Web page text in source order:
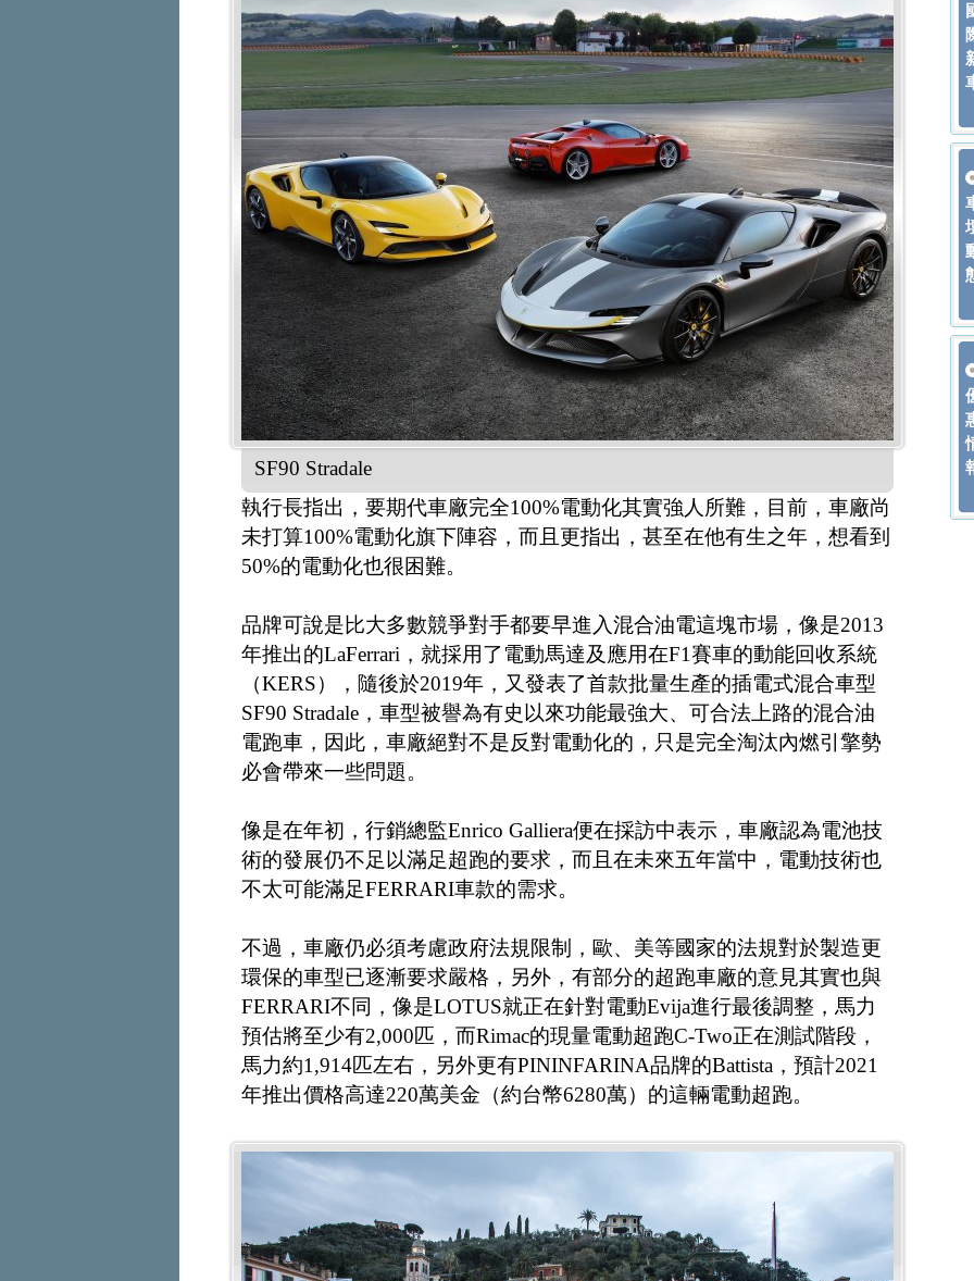
SF90 Stradale
執行長指出，要期代車廠完全100%電動化其實強人所難，目前，車廠尚
未打算100%電動化旗下陣容，而且更指出，甚至在他有生之年，想看到
50%的電動化也很困難。
品牌可說是比大多數競爭對手都要早進入混合油電這塊市場，像是2013
年推出的LaFerrari，就採用了電動馬達及應用在F1賽車的動能回收系統
（KERS），隨後於2019年，又發表了首款批量生產的插電式混合車型
SF90 Stradale，車型被譽為有史以來功能最強大、可合法上路的混合油
電跑車，因此，車廠絕對不是反對電動化的，只是完全淘汰內燃引擎勢
必會帶來一些問題。
像是在年初，行銷總監Enrico Galliera便在採訪中表示，車廠認為電池技
術的發展仍不足以滿足超跑的要求，而且在未來五年當中，電動技術也
不太可能滿足FERRARI車款的需求。
不過，車廠仍必須考慮政府法規限制，歐、美等國家的法規對於製造更
環保的車型已逐漸要求嚴格，另外，有部分的超跑車廠的意見其實也與
FERRARI不同，像是LOTUS就正在針對電動Evija進行最後調整，馬力
預估將至少有2,000匹，而Rimac的現量電動超跑C-Two正在測試階段，
馬力約1,914匹左右，另外更有PININFARINA品牌的Battista，預計2021
年推出價格高達220萬美金（約台幣6280萬）的這輛電動超跑。